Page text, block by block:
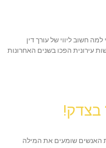
חשוב ליווי של עורך דין
עירונית הפכו בשנים האחרונות
בצדק!
שומעים את המילה